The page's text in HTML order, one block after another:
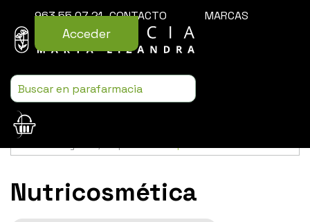
963 55 07 21 CONTACTO MARCAS
Acceder
Usamos cookies para mejorar la experiencia de la web. Si sigues
Nutricosmética